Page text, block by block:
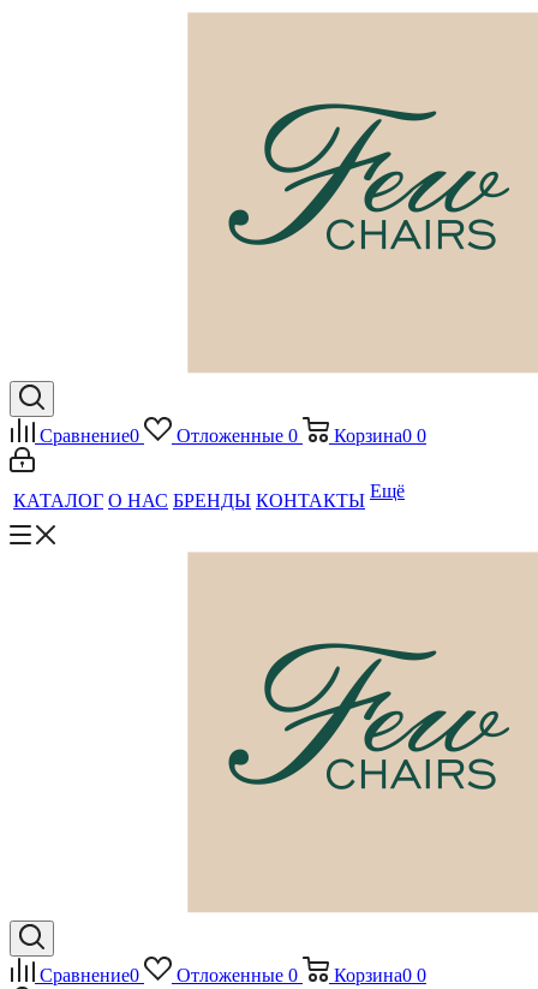
Сравнение0 Отложенные 0 Корзина0 0
КАТАЛОГ О НАС БРЕНДЫ КОНТАКТЫ Ещё
Сравнение0 Отложенные 0 Корзина0 0